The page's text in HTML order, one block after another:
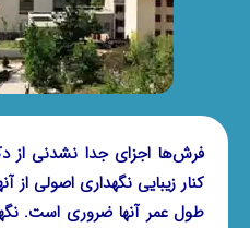
فرش‌ها اجزای جدا نشدنی از
کنار زیبایی نگهداری اصولی
طول عمر آنها ضروری است.